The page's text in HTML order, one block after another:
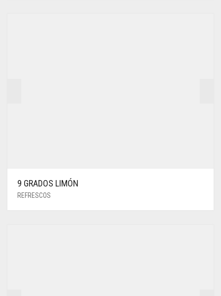
9 GRADOS LIMÓN
REFRESCOS